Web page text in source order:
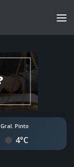
Gral. Pinto
4°C